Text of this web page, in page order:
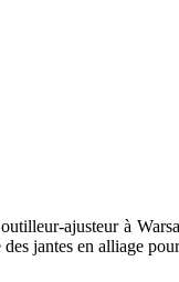
ajusteur à
jantes en alliage